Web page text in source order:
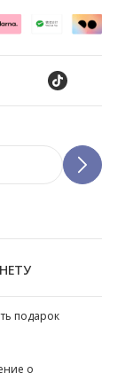
подарок
о